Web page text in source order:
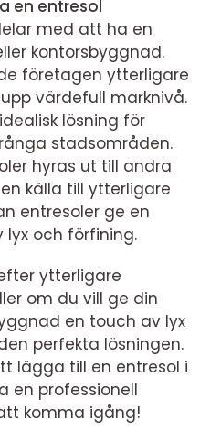
en entresol
med att ha en
kontorsbyggnad.
företagen ytterligare
värdefull marknivå.
lösning för
stadsområden.
hyras ut till andra
källa till ytterligare
entresoler ge en
och förfining.
ytterligare
om du vill ge din
en touch av lyx
perfekta lösningen.
lägga till en entresol i
en professionell
komma igång!